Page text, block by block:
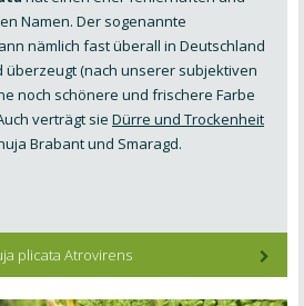
Namen. Der sogenannte
nämlich fast überall in Deutschland
überzeugt (nach unserer subjektiven
noch schönere und frischere Farbe
verträgt sie Dürre und Trockenheit
Brabant und Smaragd.
plicata Atrovirens